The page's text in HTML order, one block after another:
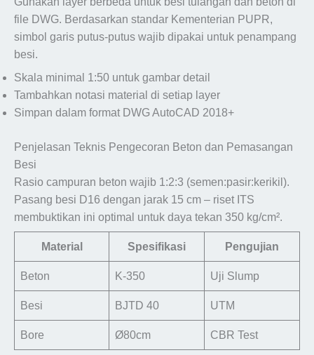
file DWG. Berdasarkan standar Kementerian PUPR,
simbol garis putus-putus wajib dipakai untuk penampang
besi.
Skala minimal 1:50 untuk gambar detail
Tambahkan notasi material di setiap layer
Simpan dalam format DWG AutoCAD 2018+
Penjelasan Teknis Pengecoran Beton dan Pemasangan
Besi
Rasio campuran beton wajib 1:2:3 (semen:pasir:kerikil).
Pasang besi D16 dengan jarak 15 cm – riset ITS
membuktikan ini optimal untuk daya tekan 350 kg/cm².
Material Spesifikasi Pengujian
Beton K-350 Uji Slump
Besi BJTD 40 UTM
Bore Ø80cm CBR Test